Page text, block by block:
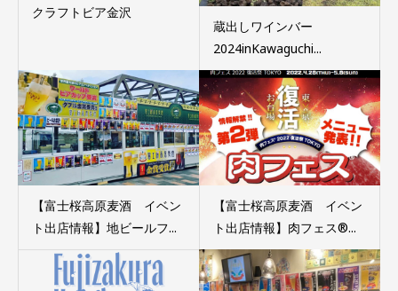
クラフトビア金沢
蔵出しワインバー
2024inKawaguchi...
【富士桜高原麦酒 イベン
ト出店情報】地ビールフ...
【富士桜高原麦酒 イベン
ト出店情報】肉フェス®...